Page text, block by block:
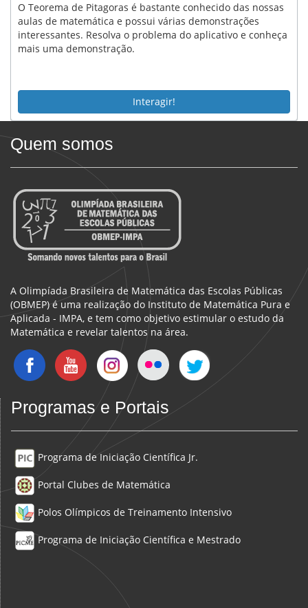
O Teorema de Pitagoras é bastante conhecido das nossas
aulas de matemática e possui várias demonstrações
interessantes. Resolva o problema do aplicativo e conheça
mais uma demonstração.
Interagir!
Quem somos
A Olimpíada Brasileira de Matemática das Escolas Públicas
(OBMEP) é uma realização do Instituto de Matemática Pura e
Aplicada - IMPA, e tem como objetivo estimular o estudo da
Matemática e revelar talentos na área.
Programas e Portais
Programa de Iniciação Científica Jr.
Portal Clubes de Matemática
Polos Olímpicos de Treinamento Intensivo
Programa de Iniciação Científica e Mestrado